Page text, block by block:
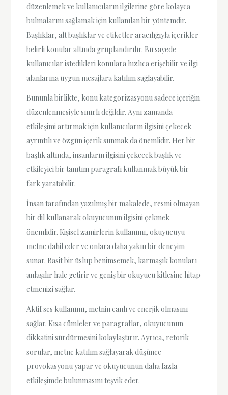
düzenlemek ve kullanıcıların ilgilerine göre kolayca
bulmalarını sağlamak için kullanılan bir yöntemdir.
Başlıklar, alt başlıklar ve etiketler aracılığıyla içerikler
belirli konular altında gruplandırılır. Bu sayede
kullanıcılar istedikleri konulara hızlıca erişebilir ve ilgi
alanlarına uygun mesajlara katılım sağlayabilir.
Bununla birlikte, konu kategorizasyonu sadece içeriğin
düzenlenmesiyle sınırlı değildir. Aynı zamanda
etkileşimi artırmak için kullanıcıların ilgisini çekecek
ayrıntılı ve özgün içerik sunmak da önemlidir. Her bir
başlık altında, insanların ilgisini çekecek başlık ve
etkileyici bir tanıtım paragrafı kullanmak büyük bir
fark yaratabilir.
İnsan tarafından yazılmış bir makalede, resmi olmayan
bir dil kullanarak okuyucunun ilgisini çekmek
önemlidir. Kişisel zamirlerin kullanımı, okuyucuyu
metne dahil eder ve onlara daha yakın bir deneyim
sunar. Basit bir üslup benimsemek, karmaşık konuları
anlaşılır hale getirir ve geniş bir okuyucu kitlesine hitap
etmenizi sağlar.
Aktif ses kullanımı, metnin canlı ve enerjik olmasını
sağlar. Kısa cümleler ve paragraflar, okuyucunun
dikkatini sürdürmesini kolaylaştırır. Ayrıca, retorik
sorular, metne katılım sağlayarak düşünce
provokasyonu yapar ve okuyucunun daha fazla
etkileşimde bulunmasını teşvik eder.